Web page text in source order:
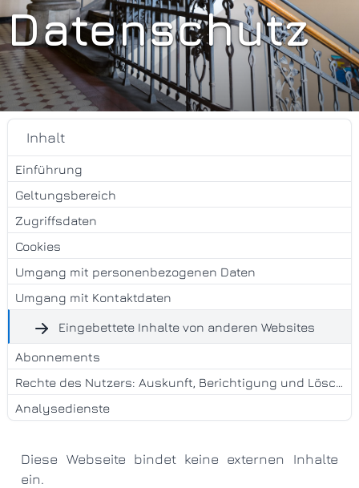
Datenschutz
Inhalt
Einführung
Geltungsbereich
Zugriffsdaten
Cookies
Umgang mit personenbezogenen Daten
Umgang mit Kontaktdaten
Eingebettete Inhalte von anderen Websites
Abonnements
Analysedienste
Diese Webseite bindet keine externen Inhalte
ein.